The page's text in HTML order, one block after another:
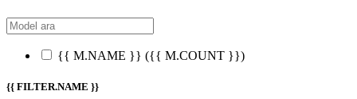
{{ M.NAME }} ({{ M.COUNT }})
{{ FILTER.NAME }}